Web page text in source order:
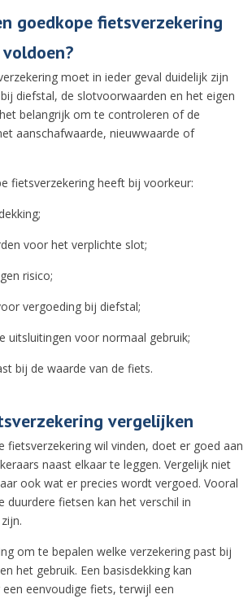
goedkope fietsverzekering
moet in ieder geval duidelijk zijn
diefstal, de slotvoorwaarden en het eigen
belangrijk om te controleren of de
aanschafwaarde, nieuwwaarde of
fietsverzekering heeft bij voorkeur:
voor het verplichte slot;
risico;
vergoeding bij diefstal;
uitsluitingen voor normaal gebruik;
bij de waarde van de fiets.
vergelijken
fietsverzekering wil vinden, doet er goed aan
naast elkaar te leggen. Vergelijk niet
ook wat er precies wordt vergoed. Vooral
duurdere fietsen kan het verschil in
om te bepalen welke verzekering past bij
het gebruik. Een basisdekking kan
eenvoudige fiets, terwijl een